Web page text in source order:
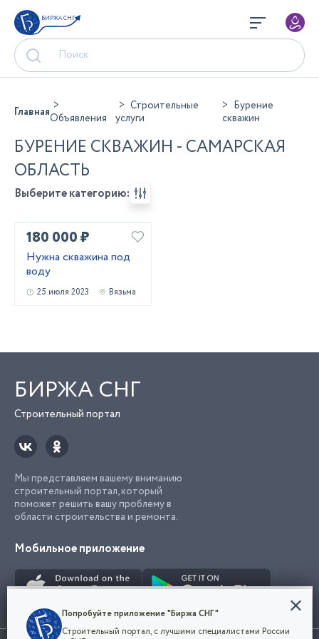
БИРЖА СНГ
ГлавнаяОбъявления
Строительные
услуги
Бурение
скважин
БУРЕНИЕ СКВАЖИН - САМАРСКАЯ
ОБЛАСТЬ
Выберите категорию:
180 000 ₽
Нужна скважина под
воду
25 июля 2023 Вязьма
БИРЖА СНГ
Строительный портал
Мы представляем вашему вниманию
строительный портал, который
поможет решить вашу проблему в
области строительства и ремонта.
Мобильное приложение
Конфиденциальность
Мы используем файлы cookie, чтобы сделать
Попробуйте приложение "Биржа СНГ"
Строительный портал, с лучшими специалистами России